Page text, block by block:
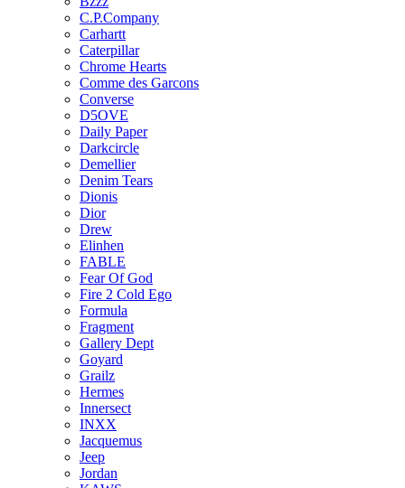
C.P.Company
Carhartt
Caterpillar
Chrome Hearts
Comme des Garcons
Converse
D5OVE
Daily Paper
Darkcircle
Demellier
Denim Tears
Dionis
Dior
Drew
Elinhen
FABLE
Fear Of God
Fire 2 Cold Ego
Formula
Fragment
Gallery Dept
Goyard
Grailz
Hermes
Innersect
INXX
Jacquemus
Jeep
Jordan